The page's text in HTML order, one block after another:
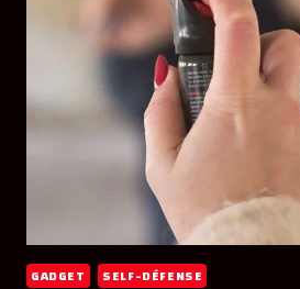
GADGET SELF-DÉFENSE